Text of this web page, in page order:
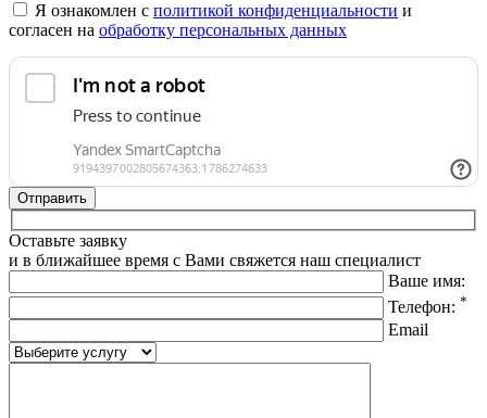
Я ознакомлен с политикой конфиденциальности и
согласен на обработку персональных данных
Оставьте заявку
и в ближайшее время с Вами свяжется наш специалист
Ваше имя:
Телефон: *
Email